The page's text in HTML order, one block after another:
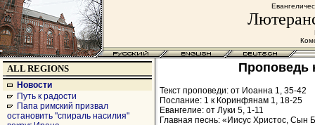
ALL REGIONS
Новости
Путь к радости
Папа римский призвал
остановить "спираль насилия"
Проповедь
Текст проповеди: от Иоанна 1, 35-42
Послание: 1 к Коринфянам 1, 18-25
Евангелие: от Луки 5, 1-11
Главная песнь: «Иисус Христос,